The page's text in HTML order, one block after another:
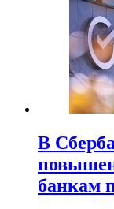
В
банкам